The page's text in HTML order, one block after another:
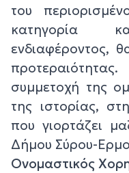
του
κατηγορία
ενδιαφέροντος,
συμμετοχή της
της ιστορίας,
που γιορτάζει
Δήμου Σύρου-
Ονομαστικός